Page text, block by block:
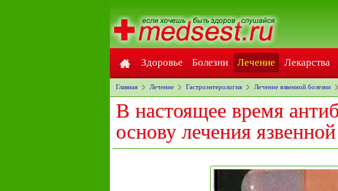
Здоровье Болезни Лечение Лекарства
Главная Лечение Гастроэнтерология Лечение язвенной болезни
В настоящее время
основу лечения